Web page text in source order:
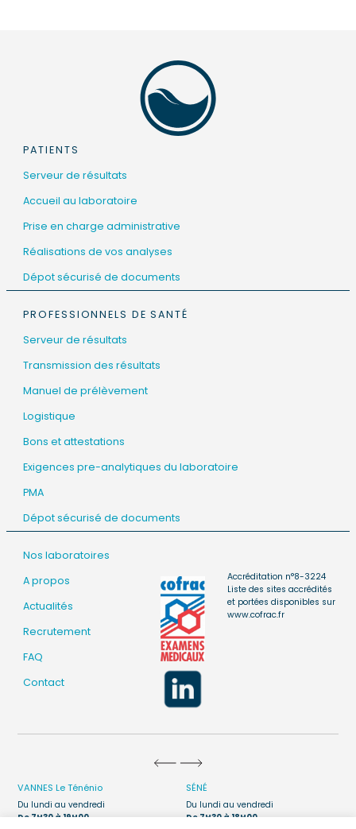
PATIENTS
Serveur de résultats
Accueil au laboratoire
Prise en charge administrative
Réalisations de vos analyses
Dépot sécurisé de documents
PROFESSIONNELS DE SANTÉ
Serveur de résultats
Transmission des résultats
Manuel de prélèvement
Logistique
Bons et attestations
Exigences pre-analytiques du laboratoire
PMA
Dépot sécurisé de documents
Nos laboratoires
A propos
Actualités
Recrutement
FAQ
Contact
Accréditation n°8-3224
Liste des sites accrédités
et portées disponibles sur
www.cofrac.fr
VANNES Le Ténénio
Du lundi au vendredi
De 7H30 à 19H00
SÉNÉ
Du lundi au vendredi
De 7H30 à 18H00